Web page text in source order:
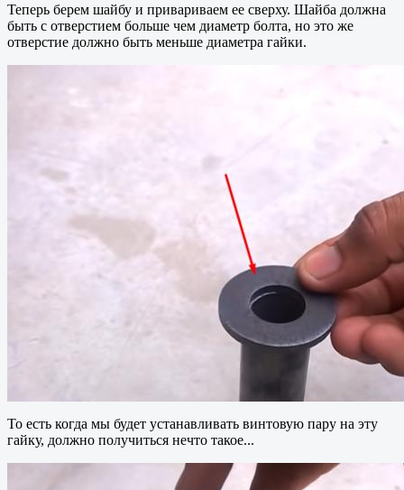
Теперь берем шайбу и привариваем ее сверху. Шайба должна
быть с отверстием больше чем диаметр болта, но это же
отверстие должно быть меньше диаметра гайки.
То есть когда мы будет устанавливать винтовую пару на эту
гайку, должно получиться нечто такое...